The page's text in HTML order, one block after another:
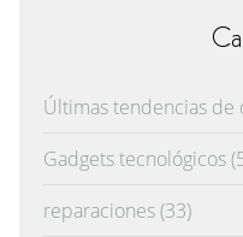
Últimas tendencias de
Gadgets tecnológicos
reparaciones(33)